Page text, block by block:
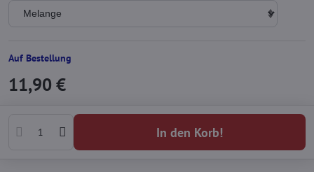
Auf Bestellung
11,90 €
In den Korb!